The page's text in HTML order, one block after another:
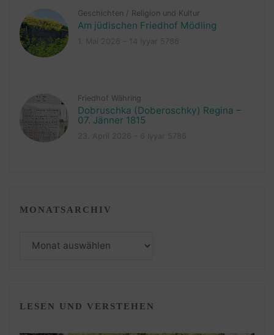
Geschichten / Religion und Kultur
Am jüdischen Friedhof Mödling
Friedhof Währing
Dobruschka (Doberoschky) Regina –
07. Jänner 1815
MONATSARCHIV
Monatsarchiv
LESEN UND VERSTEHEN